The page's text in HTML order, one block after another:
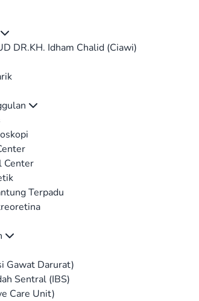
DR.KH. Idham Chalid (Ciawi)
Center
Terpadu
Gawat Darurat)
Sentral (IBS)
Care Unit)